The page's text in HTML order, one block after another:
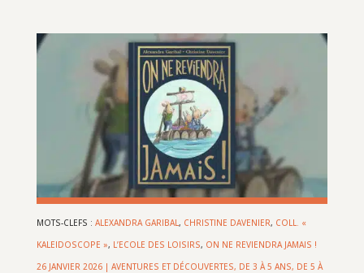
MOTS-CLEFS : ALEXANDRA GARIBAL , CHRISTINE DAVENIER, COLL. «
KALEIDOSCOPE », L’ECOLE DES LOISIRS, ON NE REVIENDRA JAMAIS !
26 JANVIER 2026| AVENTURES ET DÉCOUVERTES, DE 3 À 5 ANS, DE 5 À